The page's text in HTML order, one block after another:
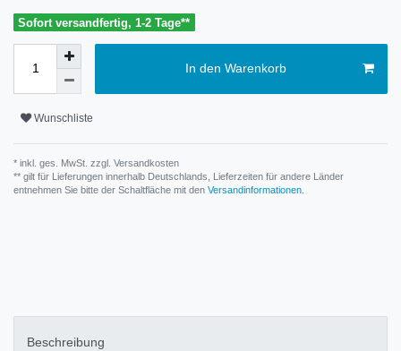
Sofort versandfertig, 1-2 Tage**
In den Warenkorb
Wunschliste
* inkl. ges. MwSt. zzgl. Versandkosten
** gilt für Lieferungen innerhalb Deutschlands, Lieferzeiten für andere Länder
entnehmen Sie bitte der Schaltfläche mit den Versandinformationen
Beschreibung